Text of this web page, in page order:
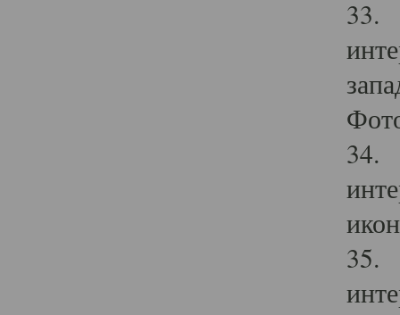
33.
34.
35.